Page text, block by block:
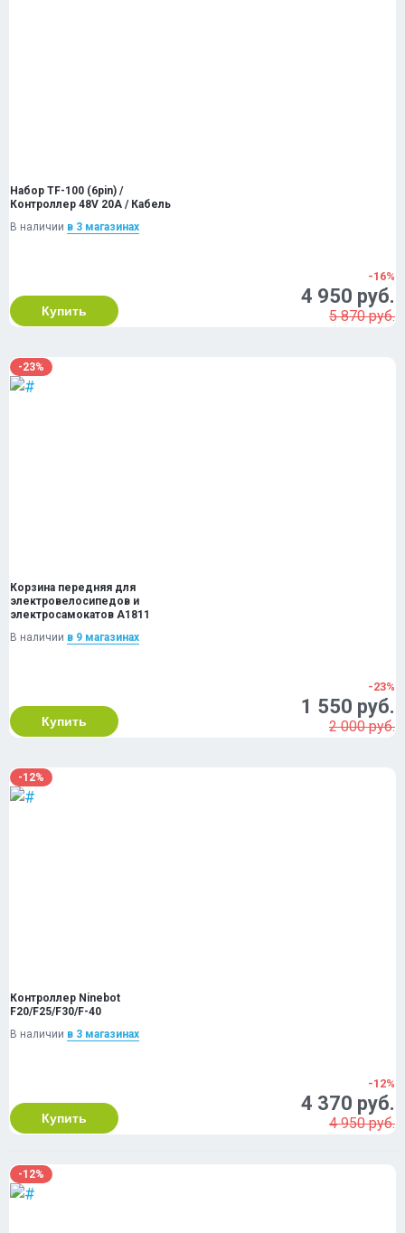
Набор TF-100 (6pin) /
Контроллер 48V 20A / Кабель
В наличии в 3 магазинах
Купить
-16%
4 950 руб.
5 870 руб.
-23%
Корзина передняя для
электровелосипедов и
электросамокатов A1811
В наличии в 9 магазинах
Купить
-23%
1 550 руб.
2 000 руб.
-12%
Контроллер Ninebot
F20/F25/F30/F-40
В наличии в 3 магазинах
Купить
-12%
4 370 руб.
4 950 руб.
-12%